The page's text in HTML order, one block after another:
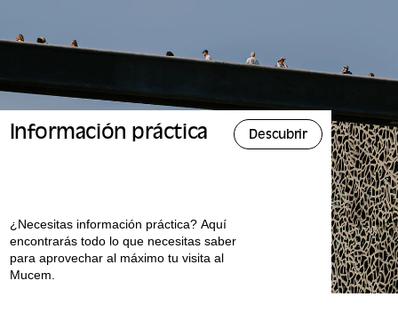
Información práctica Descubrir
¿Necesitas información práctica? Aquí
encontrarás todo lo que necesitas saber
para aprovechar al máximo tu visita al
Mucem.